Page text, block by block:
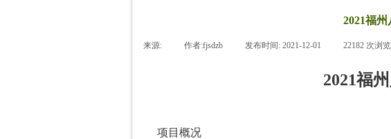
2021福
来源: 作者:fjsdzb 发布时间: 2021-12-01 22182 次浏览
2021福
项目概况